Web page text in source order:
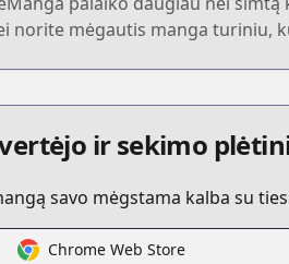
norite mėgautis manga turiniu,
ir sekimo
savo mėgstama kalba su
Chrome Web Store